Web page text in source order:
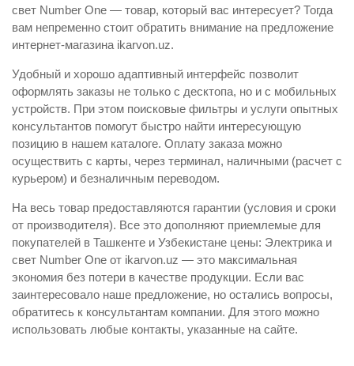
свет Number One — товар, который вас интересует? Тогда
вам непременно стоит обратить внимание на предложение
интернет-магазина ikarvon.uz.
Удобный и хорошо адаптивный интерфейс позволит
оформлять заказы не только с десктопа, но и с мобильных
устройств. При этом поисковые фильтры и услуги опытных
консультантов помогут быстро найти интересующую
позицию в нашем каталоге. Оплату заказа можно
осуществить с карты, через терминал, наличными (расчет с
курьером) и безналичным переводом.
На весь товар предоставляются гарантии (условия и сроки
от производителя). Все это дополняют приемлемые для
покупателей в Ташкенте и Узбекистане цены: Электрика и
свет Number One от ikarvon.uz — это максимальная
экономия без потери в качестве продукции. Если вас
заинтересовало наше предложение, но остались вопросы,
обратитесь к консультантам компании. Для этого можно
использовать любые контакты, указанные на сайте.